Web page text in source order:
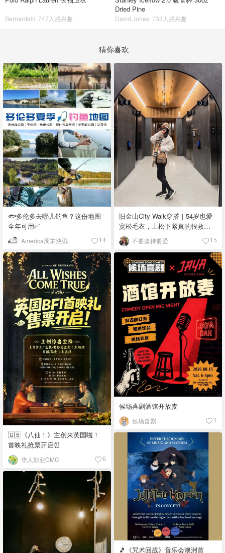
Bernardelli 747人感兴趣
Dried Pine
David Jones 733人感兴趣
猜你喜欢
🐟多伦多去哪儿钓鱼？这份地图
全年可用✅
America周末快讯 14
旧金山City Walk穿搭｜54岁也爱
宽松毛衣，上松下紧真的很救比
例
不要坚持要爱 15
🇬🇧《八仙！》主创来英国啦！
首映礼抢票开启⏰
华人影业CMC 6
候场喜剧酒馆开放麦
候场喜剧 1
🎵《咒术回战》音乐会澳洲首